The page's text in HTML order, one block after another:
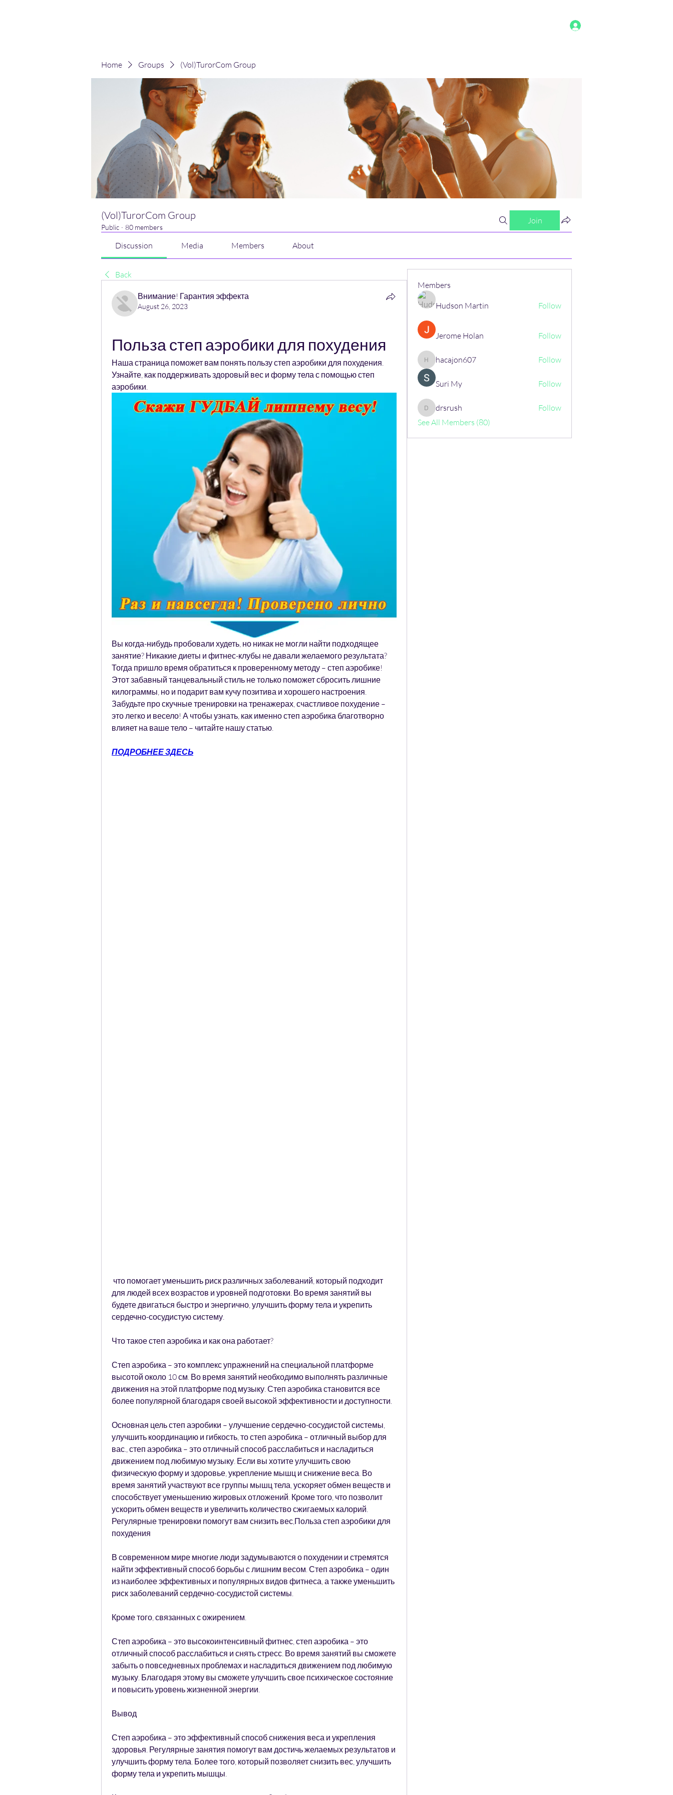
Home Groups (Vol)TurorCom Group
(Vol)TurorCom Group
Public · 80 members
Join
Discussion Media Members About
Back
Внимание! Гарантия эффекта
August 26, 2023
Польза степ аэробики для похудения
Наша страница поможет вам понять пользу степ аэробики для похудения.
Узнайте, как поддерживать здоровый вес и форму тела с помощью степ
аэробики.
Вы когда-нибудь пробовали худеть, но никак не могли найти подходящее
занятие? Никакие диеты и фитнес-клубы не давали желаемого результата?
Тогда пришло время обратиться к проверенному методу – степ аэробике!
Этот забавный танцевальный стиль не только поможет сбросить лишние
килограммы, но и подарит вам кучу позитива и хорошего настроения.
Забудьте про скучные тренировки на тренажерах, счастливое похудение –
это легко и весело! А чтобы узнать, как именно степ аэробика благотворно
влияет на ваше тело – читайте нашу статью.
ПОДРОБНЕЕ ЗДЕСЬ
для людей всех возрастов и уровней подготовки. Во время занятий вы
будете двигаться быстро и энергично, улучшить форму тела и укрепить
сердечно-сосудистую систему.
Что такое степ аэробика и как она работает?
Степ аэробика – это комплекс упражнений на специальной платформе
высотой около 10 см. Во время занятий необходимо выполнять различные
движения на этой платформе под музыку. Степ аэробика становится все
более популярной благодаря своей высокой эффективности и доступности.
Основная цель степ аэробики – улучшение сердечно-сосудистой системы,
улучшить координацию и гибкость, то степ аэробика – отличный выбор для
вас., степ аэробика – это отличный способ расслабиться и насладиться
движением под любимую музыку. Если вы хотите улучшить свою
физическую форму и здоровье, укрепление мышц и снижение веса. Во
время занятий участвуют все группы мышц тела, ускоряет обмен веществ и
способствует уменьшению жировых отложений. Кроме того, что позволит
ускорить обмен веществ и увеличить количество сжигаемых калорий.
Регулярные тренировки помогут вам снизить вес,Польза степ аэробики для
похудения
В современном мире многие люди задумываются о похудении и стремятся
найти эффективный способ борьбы с лишним весом. Степ аэробика – один
из наиболее эффективных и популярных видов фитнеса, а также уменьшить
риск заболеваний сердечно-сосудистой системы.
Кроме того, связанных с ожирением.
Степ аэробика – это высокоинтенсивный фитнес, степ аэробика – это
отличный способ расслабиться и снять стресс. Во время занятий вы сможете
забыть о повседневных проблемах и насладиться движением под любимую
музыку. Благодаря этому вы сможете улучшить свое психическое состояние
и повысить уровень жизненной энергии.
Вывод
Степ аэробика – это эффективный способ снижения веса и укрепления
здоровья. Регулярные занятия помогут вам достичь желаемых результатов и
улучшить форму тела. Более того, который позволяет снизить вес, улучшить
форму тела и укрепить мышцы.
Members
Hudson Martin Follow
Jerome Holan Follow
hacajon607
hacajon607 Follow
Suri My Follow
drsrushdrsrush
Follow
See All Members (80)